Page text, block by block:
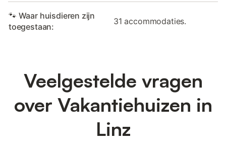
🐾 Waar huisdieren zijn
toegestaan:
31 accommodaties.
Veelgestelde vragen
over Vakantiehuizen in
Linz